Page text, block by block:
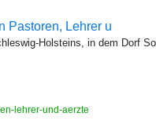
Pastoren, Lehrer u
Holsteins, in dem Dorf
lehrer-und-aerzte